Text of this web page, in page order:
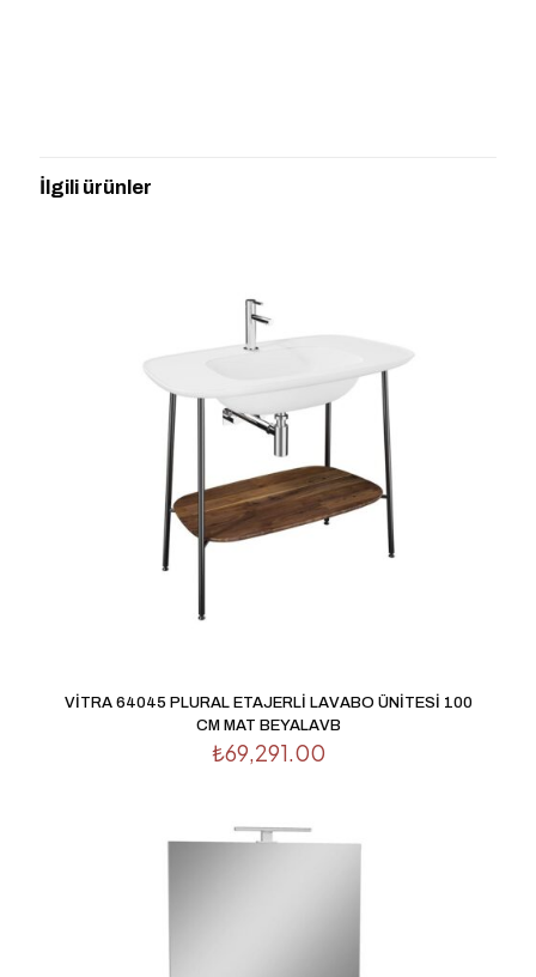
CEKMECELİ,MAT BYZ” için yorum
yapan ilk kişi siz olun
2/5
yıldız
3/5
yıldız
4/5
İlgili ürünler
VİTRA 64045 PLURAL ETAJERLİ LAVABO ÜNİTESİ 100
CM MAT BEYALAVB
₺69,291.00